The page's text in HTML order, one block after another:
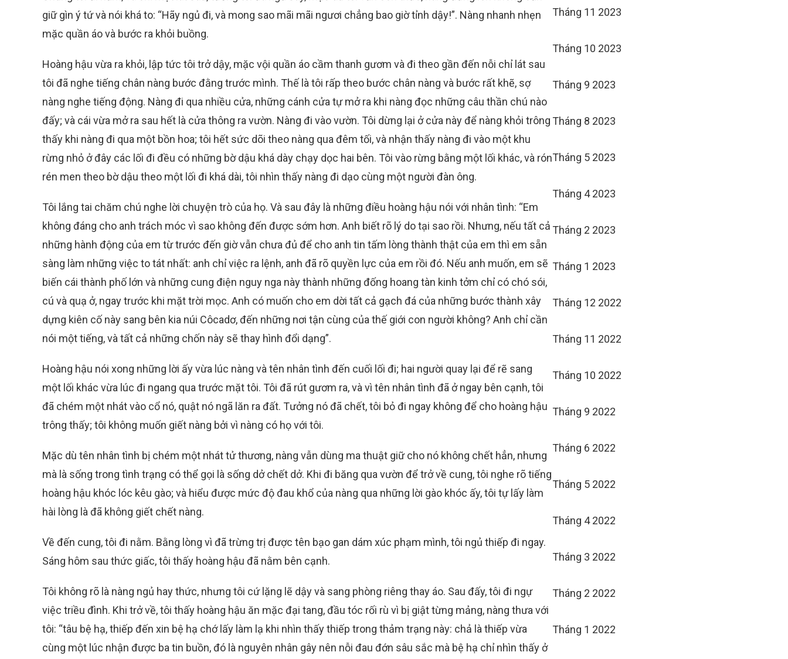
giữ gìn ý tứ và nói khá to: “Hãy ngủ đi, và mong sao mãi mãi ngươi chẳng bao giờ tỉnh dậy!”. Nàng nhanh nhẹn
mặc quần áo và bước ra khỏi buồng.
Hoàng hậu vừa ra khỏi, lập tức tôi trở dậy, mặc vội quần áo cầm thanh gươm và đi theo gần đến nỗi chỉ lát sau
tôi đã nghe tiếng chân nàng bước đằng trước mình. Thế là tôi rấp theo bước chân nàng và bước rất khẽ, sợ
nàng nghe tiếng động. Nàng đi qua nhiều cửa, những cánh cửa tự mở ra khi nàng đọc những câu thần chú nào
đấy; và cái vừa mở ra sau hết là cửa thông ra vườn. Nàng đi vào vườn. Tôi dừng lại ở cửa này để nàng khỏi trông
thấy khi nàng đi qua một bồn hoa; tôi hết sức dõi theo nàng qua đêm tối, và nhận thấy nàng đi vào một khu
rừng nhỏ ở đây các lối đi đều có những bờ dậu khá dày chạy dọc hai bên. Tôi vào rừng bằng một lối khác, và rón
rén men theo bờ dậu theo một lối đi khá dài, tôi nhìn thấy nàng đi dạo cùng một người đàn ông.
Tôi lắng tai chăm chú nghe lời chuyện trò của họ. Và sau đây là những điều hoàng hậu nói với nhân tình: “Em
không đáng cho anh trách móc vì sao không đến được sớm hơn. Anh biết rõ lý do tại sao rồi. Nhưng, nếu tất cả
những hành động của em từ trước đến giờ vẫn chưa đủ để cho anh tin tấm lòng thành thật của em thì em sẵn
sàng làm những việc to tát nhất: anh chỉ việc ra lệnh, anh đã rõ quyền lực của em rồi đó. Nếu anh muốn, em sẽ
biến cái thành phố lớn và những cung điện nguy nga này thành những đống hoang tàn kinh tởm chỉ có chó sói,
cú và quạ ở, ngay trước khi mặt trời mọc. Anh có muốn cho em dời tất cả gạch đá của những bước thành xây
dựng kiên cố này sang bên kia núi Côcadơ, đến những nơi tận cùng của thế giới con người không? Anh chỉ cần
nói một tiếng, và tất cả những chốn này sẽ thay hình đổi dạng”.
Hoàng hậu nói xong những lời ấy vừa lúc nàng và tên nhân tình đến cuối lối đi; hai người quay lại để rẽ sang
một lối khác vừa lúc đi ngang qua trước mặt tôi. Tôi đã rút gươm ra, và vì tên nhân tình đã ở ngay bên cạnh, tôi
đã chém một nhát vào cổ nó, quật nó ngã lăn ra đất. Tưởng nó đã chết, tôi bỏ đi ngay không để cho hoàng hậu
trông thấy; tôi không muốn giết nàng bởi vì nàng có họ với tôi.
Mặc dù tên nhân tình bị chém một nhát tử thương, nàng vẫn dùng ma thuật giữ cho nó không chết hẳn, nhưng
mà là sống trong tình trạng có thể gọi là sống dở chết dở. Khi đi băng qua vườn để trở về cung, tôi nghe rõ tiếng
hoàng hậu khóc lóc kêu gào; và hiểu được mức độ đau khổ của nàng qua những lời gào khóc ấy, tôi tự lấy làm
hài lòng là đã không giết chết nàng.
Về đến cung, tôi đi nằm. Bằng lòng vì đã trừng trị được tên bạo gan dám xúc phạm mình, tôi ngủ thiếp đi ngay.
Sáng hôm sau thức giấc, tôi thấy hoàng hậu đã nằm bên cạnh.
Tôi không rõ là nàng ngủ hay thức, nhưng tôi cứ lặng lẽ dậy và sang phòng riêng thay áo. Sau đấy, tôi đi ngự
việc triều đình. Khi trở về, tôi thấy hoàng hậu ăn mặc đại tang, đầu tóc rối rù vì bị giật từng mảng, nàng thưa với
tôi: “tâu bệ hạ, thiếp đến xin bệ hạ chớ lấy làm lạ khi nhìn thấy thiếp trong thảm trạng này: chả là thiếp vừa
cùng một lúc nhận được ba tin buồn, đó là nguyên nhân gây nên nỗi đau đớn sâu sắc mà bệ hạ chỉ nhìn thấy ở
Tháng 11 2023
Tháng 10 2023
Tháng 9 2023
Tháng 8 2023
Tháng 5 2023
Tháng 4 2023
Tháng 2 2023
Tháng 1 2023
Tháng 12 2022
Tháng 11 2022
Tháng 10 2022
Tháng 9 2022
Tháng 6 2022
Tháng 5 2022
Tháng 4 2022
Tháng 3 2022
Tháng 2 2022
Tháng 1 2022